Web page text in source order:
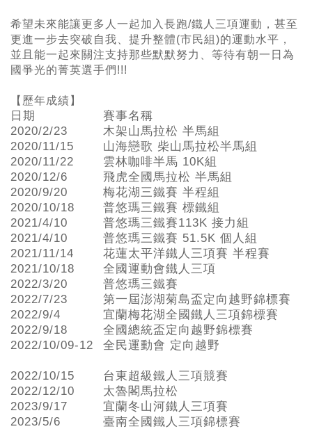
希望未來能讓更多人一起加入長跑/鐵人三項運動，甚至
更進一步去突破自我、提升整體(市民組)的運動水平，
並且能一起來關注支持那些默默努力、等待有朝一日為
國爭光的菁英選手們!!!
【歷年成績】
日期
賽事名稱
2020/2/23
木架山馬拉松 半馬組
2020/11/15
山海戀歌 柴山馬拉松半馬組
2020/11/22
雲林咖啡半馬 10K組
2020/12/6
飛虎全國馬拉松 半馬組
2020/9/20
梅花湖三鐵賽 半程組
2020/10/18
普悠瑪三鐵賽 標鐵組
2021/4/10
普悠瑪三鐵賽113K 接力組
2021/4/10
普悠瑪三鐵賽 51.5K 個人組
2021/11/14
花蓮太平洋鐵人三項賽 半程賽
2021/10/18
全國運動會鐵人三項
2022/3/20
普悠瑪三鐵賽
2022/7/23
第一屆澎湖菊島盃定向越野錦標賽
2022/9/4
宜蘭梅花湖全國鐵人三項錦標賽
2022/9/18
全國總統盃定向越野錦標賽
2022/10/09-12
全民運動會 定向越野
2022/10/15
台東超級鐵人三項競賽
2022/12/10
太魯閣馬拉松
2023/9/17
宜蘭冬山河鐵人三項賽
2023/5/6
臺南全國鐵人三項錦標賽